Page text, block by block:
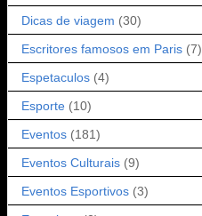
Dicas de viagem (30)
Escritores famosos em Paris (7)
Espetaculos (4)
Esporte (10)
Eventos (181)
Eventos Culturais (9)
Eventos Esportivos (3)